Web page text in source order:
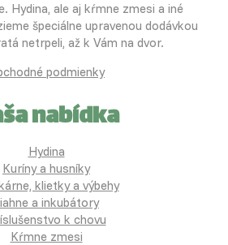
Hydina, ale aj kŕmne zmesi a iné
špeciálne upravenou dodávkou
netrpeli, až k Vám na dvor.
podmienky
nabídka
Hydina
Kuríny a husníky
klietky a výbehy
a inkubátory
k chovu
Kŕmne zmesi